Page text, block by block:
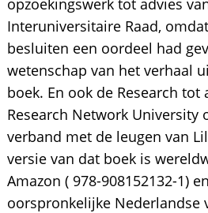
opzoekingswerk tot advies
Interuniversitaire Raad,
besluiten een oordeel had
wetenschap van het verhaal
boek. En ook de Research tot
Research Network University
verband met de leugen van
versie van dat boek is
Amazon ( 978-908152132-1)
oorspronkelijke Nederlandse